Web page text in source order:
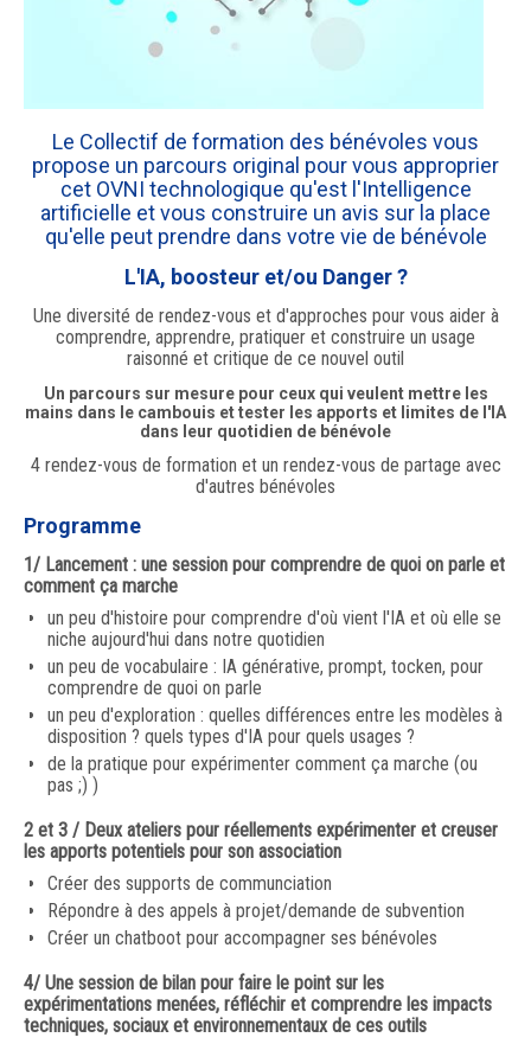
Le Collectif de formation des bénévoles vous
propose un parcours original pour vous approprier
cet OVNI technologique qu'est l'Intelligence
artificielle et vous construire un avis sur la place
qu'elle peut prendre dans votre vie de bénévole
L'IA, boosteur et/ou Danger ?
Une diversité de rendez-vous et d'approches pour vous aider à
comprendre, apprendre, pratiquer et construire un usage
raisonné et critique de ce nouvel outil
Un parcours sur mesure pour ceux qui veulent mettre les
mains dans le cambouis et tester les apports et limites de l'IA
dans leur quotidien de bénévole
4 rendez-vous de formation et un rendez-vous de partage avec
d'autres bénévoles
Programme
1/ Lancement : une session pour comprendre de quoi on parle et
comment ça marche
un peu d'histoire pour comprendre d'où vient l'IA et où elle se
niche aujourd'hui dans notre quotidien
un peu de vocabulaire : IA générative, prompt, tocken, pour
comprendre de quoi on parle
un peu d'exploration : quelles différences entre les modèles à
disposition ? quels types d'IA pour quels usages ?
de la pratique pour expérimenter comment ça marche (ou
pas ;) )
2 et 3 / Deux ateliers pour réellements expérimenter et creuser
les apports potentiels pour son association
Créer des supports de communciation
Répondre à des appels à projet/demande de subvention
Créer un chatboot pour accompagner ses bénévoles
4/ Une session de bilan pour faire le point sur les
expérimentations menées, réfléchir et comprendre les impacts
techniques, sociaux et environnementaux de ces outils